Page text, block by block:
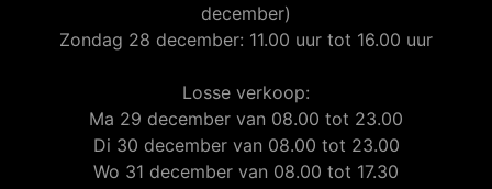
december)
Zondag 28 december: 11.00 uur tot 16.00 uur
Losse verkoop:
Ma 29 december van 08.00 tot 23.00
Di 30 december van 08.00 tot 23.00
Wo 31 december van 08.00 tot 17.30